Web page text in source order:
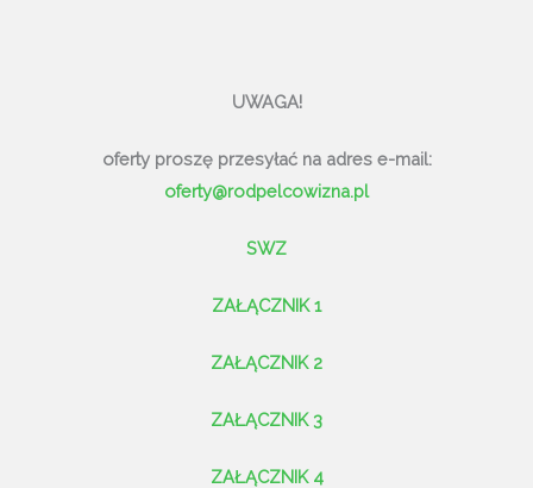
UWAGA!
oferty proszę przesyłać na adres e-mail:
oferty@rodpelcowizna.pl
SWZ
ZAŁĄCZNIK 1
ZAŁĄCZNIK 2
ZAŁĄCZNIK 3
ZAŁĄCZNIK 4